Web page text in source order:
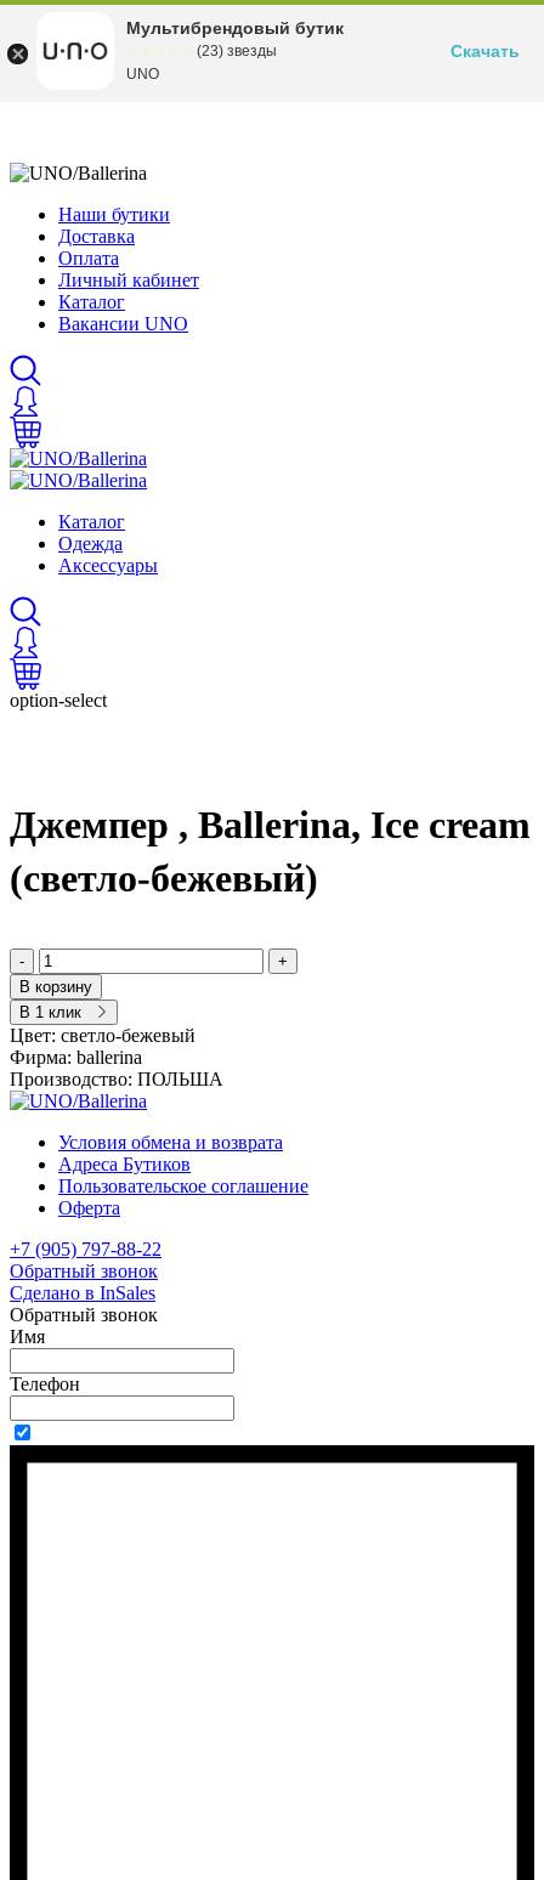
Наши бутики
Доставка
Оплата
Личный кабинет
Каталог
Вакансии UNO
Каталог
Одежда
Аксессуары
option-select
Джемпер , Ballerina, Ice cream
(светло-бежевый)
-
+
В корзину
В 1 клик
Цвет: светло-бежевый
Фирма: ballerina
Производство: ПОЛЬША
Условия обмена и возврата
Адреса Бутиков
Пользовательское соглашение
Оферта
+7 (905) 797-88-22
Обратный звонок
Сделано в InSales
Обратный звонок
Имя
Телефон
Мультибрендовый бутик
(23) звезды
UNO
Скачать